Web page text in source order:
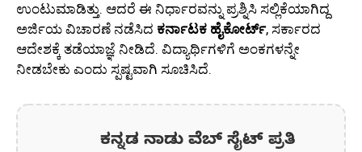
ಉಂಟುಮಾಡಿತ್ತು. ಆದರೆ ಈ ನಿರ್ಧಾರವನ್ನು ಪ್ರಶ್ನಿಸಿ ಸಲ್ಲಿಕೆಯಾಗಿದ್ದ
ಅರ್ಜಿಯ ವಿಚಾರಣೆ ನಡೆಸಿದ ಕರ್ನಾಟಕ ಹೈಕೋರ್ಟ್, ಸರ್ಕಾರದ
ಆದೇಶಕ್ಕೆ ತಡೆಯಾಜ್ಞೆ ನೀಡಿದೆ. ವಿದ್ಯಾರ್ಥಿಗಳಿಗೆ ಅಂಕಗಳನ್ನೇ
ನೀಡಬೇಕು ಎಂದು ಸ್ಪಷ್ಟವಾಗಿ ಸೂಚಿಸಿದೆ.
ಕನ್ನಡ ನಾಡು ವೆಬ್ ಸೈಟ್ ಪ್ರತಿ